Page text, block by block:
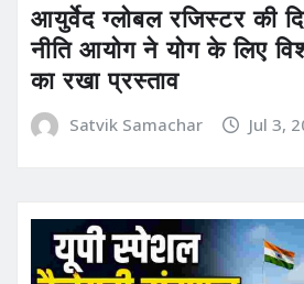
आयुर्वेद ग्लोबल रजिस्टर की
नीति आयोग ने योग के लिए
का रखा प्रस्ताव
Satvik Samachar Jul 3,